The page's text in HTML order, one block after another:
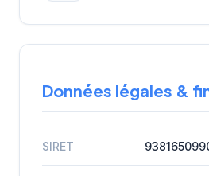
Données légales &
SIRET